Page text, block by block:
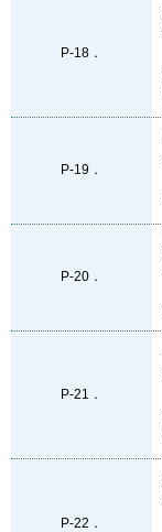
P-18．
P-19．
P-20．
P-21．
P-22．